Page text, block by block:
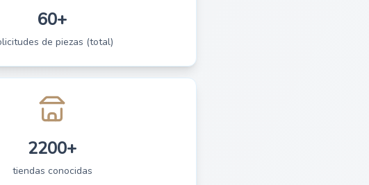
60+
de piezas (total)
2200+
tiendas conocidas